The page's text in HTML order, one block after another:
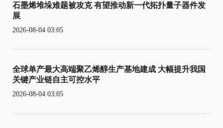
石墨烯堆垛难题被攻克 有望推动新一代拓扑量子器件发
展
2026-08-04 03:05
全球单产最大高端聚乙烯醇生产基地建成 大幅提升我国
关键产业链自主可控水平
2026-08-04 03:05